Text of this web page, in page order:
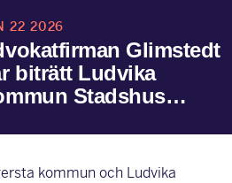
22 2026
Glimstedt
biträtt Ludvika
Stadshus…
kommun och Ludvika